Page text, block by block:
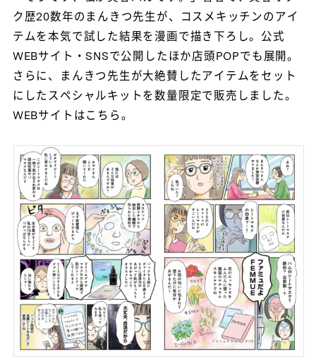
ク歴20数年のまんきつ先生が、コスメキッチンのアイ
テムを本気で試した結果を漫画で描き下ろし。公式
WEBサイト・SNSで公開したほか店頭POPでも展開。
さらに、まんきつ先生が大絶賛したアイテムをセット
にしたスペシャルキットを数量限定で販売しました。
WEBサイトはこちら。